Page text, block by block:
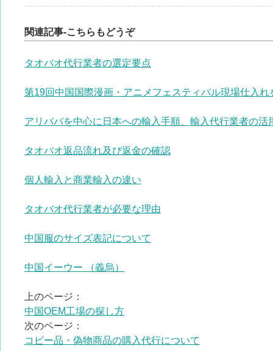
関連記事-こちらもどうぞ
タオバオ代行業者の選定要点
第19回中国国際漫画・アニメフェスティバル現場仕入れ
アリババを中心に日本への輸入手順、輸入代行業者の活
タオバオ返品流れ及び返金の確認
個人輸入と商業輸入の違い
タオバオ代行業者が必要な理由
中国服のサイズ表記について
中国イーウー （義烏）
上のページ：
中国OEM工場の探し方
次のページ：
コピー品・偽物商品の購入代行について